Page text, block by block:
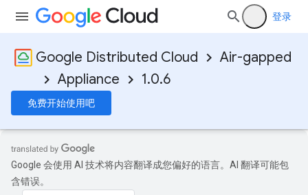
登录
Google Distributed Cloud
Air-gapped
Appliance
1.0.6
免费开始使用吧
Google 会使用 AI 技术将内容翻译成您偏好的语言。AI 翻译可能包
含错误。